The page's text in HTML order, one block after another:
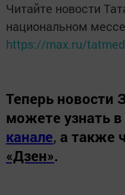
Читайте новости
национальном
https://max.ru/
Теперь новости
можете узнать
канале, а также
«Дзен».